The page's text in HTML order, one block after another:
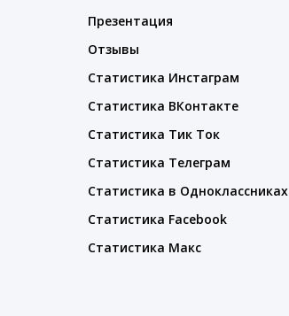
Презентация
Отзывы
Статистика Инстаграм
Статистика ВКонтакте
Статистика Тик Ток
Статистика Телеграм
Статистика в Одноклассниках
Статистика Facebook
Статистика Макс